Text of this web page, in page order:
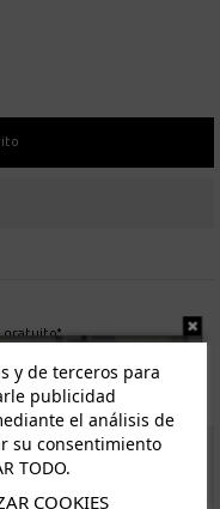
gratuito*
y de terceros para
publicidad
el análisis de
su consentimiento
TODO.
COOKIES